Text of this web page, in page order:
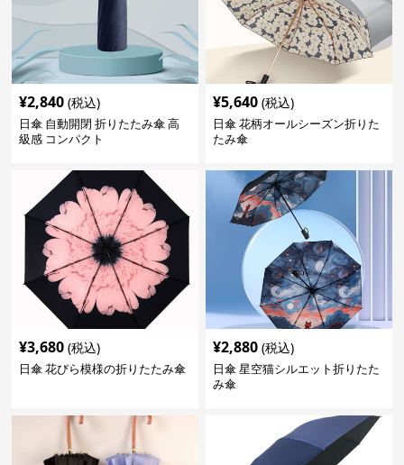
¥2,840 (税込)
日傘 自動開閉 折りたたみ傘 高
級感 コンパクト
¥5,640 (税込)
日傘 花柄オールシーズン折りた
たみ傘
¥3,680 (税込)
日傘 花びら模様の折りたたみ傘
¥2,880 (税込)
日傘 星空猫シルエット折りたた
み傘